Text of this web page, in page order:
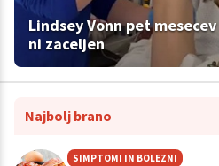
Lindsey Vonn pet
ni zaceljen
Najbolj brano
SIMPTOMI IN BOLEZNI